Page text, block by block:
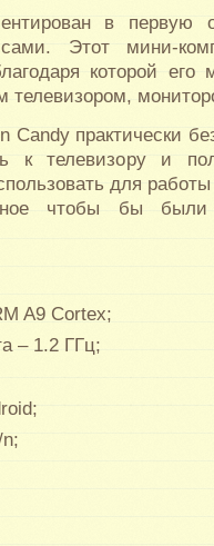
в первую
Этот мини-
которой его
телевизором,
Candy практически
к телевизору и
для
чтобы бы
A9 Cortex;
– 1.2 ГГц;